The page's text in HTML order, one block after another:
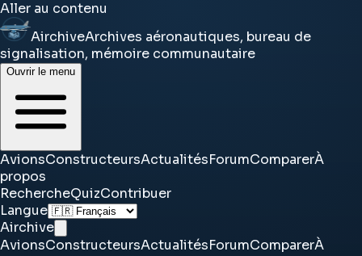
Aller au contenu
AirchiveArchives aéronautiques, bureau de
signalisation, mémoire communautaire
Ouvrir le menu
AvionsConstructeursActualitésForumComparerÀ
propos
RechercheQuizContribuer
Langue
Airchive
AvionsConstructeursActualitésForumComparerÀ